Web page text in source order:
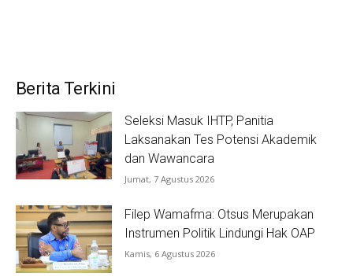
Berita Terkini
Seleksi Masuk IHTP, Panitia
Laksanakan Tes Potensi Akademik
dan Wawancara
Jumat, 7 Agustus 2026
Filep Wamafma: Otsus Merupakan
Instrumen Politik Lindungi Hak OAP
Kamis, 6 Agustus 2026